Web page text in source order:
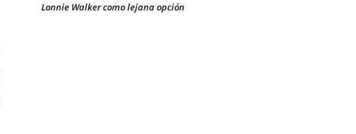
Lonnie Walker como lejana opción